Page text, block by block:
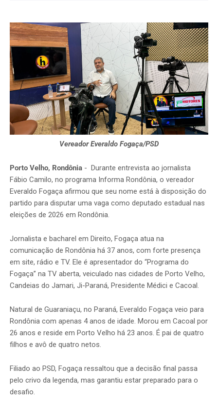
Vereador Everaldo Fogaça/PSD
Porto Velho, Rondônia - Durante entrevista ao jornalista
Fábio Camilo, no programa Informa Rondônia, o vereador
Everaldo Fogaça afirmou que seu nome está à disposição do
partido para disputar uma vaga como deputado estadual nas
eleições de 2026 em Rondônia.
Jornalista e bacharel em Direito, Fogaça atua na
comunicação de Rondônia há 37 anos, com forte presença
em site, rádio e TV. Ele é apresentador do “Programa do
Fogaça” na TV aberta, veiculado nas cidades de Porto Velho,
Candeias do Jamari, Ji-Paraná, Presidente Médici e Cacoal.
Natural de Guaraniaçu, no Paraná, Everaldo Fogaça veio para
Rondônia com apenas 4 anos de idade. Morou em Cacoal por
26 anos e reside em Porto Velho há 23 anos. É pai de quatro
filhos e avô de quatro netos.
Filiado ao PSD, Fogaça ressaltou que a decisão final passa
pelo crivo da legenda, mas garantiu estar preparado para o
desafio.